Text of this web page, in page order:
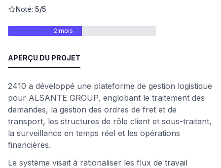
Noté: 5/5
2 mois
APERÇU DU PROJET
2410 a développé une plateforme de gestion logistique
pour ALSANTE GROUP, englobant le traitement des
demandes, la gestion des ordres de fret et de
transport, les structures de rôle client et sous-traitant,
la surveillance en temps réel et les opérations
financières.
Le système visait à rationaliser les flux de travail